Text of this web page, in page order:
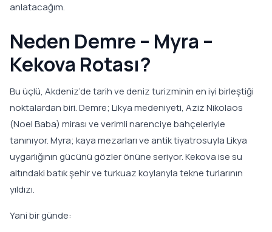
anlatacağım.
Neden Demre – Myra –
Kekova Rotası?
Bu üçlü, Akdeniz’de tarih ve deniz turizminin en iyi birleştiği
noktalardan biri. Demre; Likya medeniyeti, Aziz Nikolaos
(Noel Baba) mirası ve verimli narenciye bahçeleriyle
tanınıyor. Myra; kaya mezarları ve antik tiyatrosuyla Likya
uygarlığının gücünü gözler önüne seriyor. Kekova ise su
altındaki batık şehir ve turkuaz koylarıyla tekne turlarının
yıldızı.
Yani bir günde: